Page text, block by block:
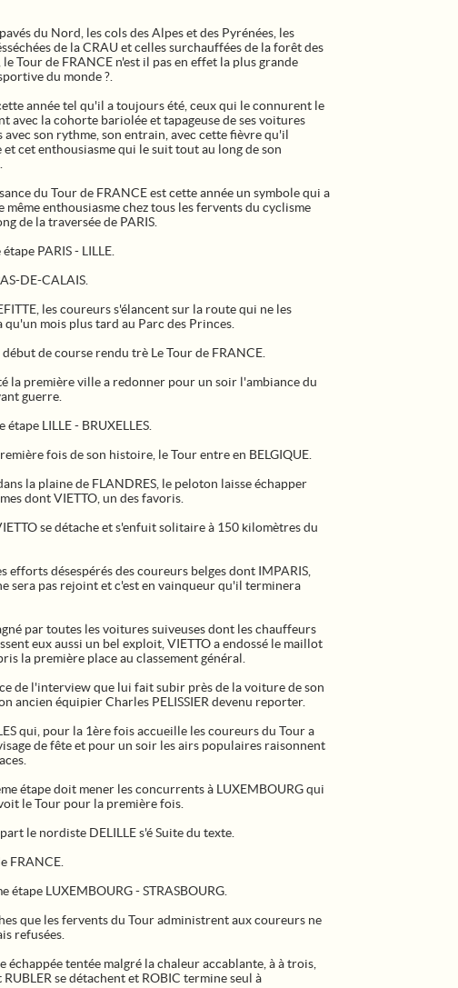
du Nord, les cols des Alpes et des Pyrénées, les
de la CRAU et celles surchauffées de la forêt des
le Tour de FRANCE n'est il pas en effet la plus grande
du monde ?.
année tel qu'il a toujours été, ceux qui le connurent le
avec la cohorte bariolée et tapageuse de ses voitures
avec son rythme, son entrain, avec cette fièvre qu'il
et cet enthousiasme qui le suit tout au long de son
du Tour de FRANCE est cette année un symbole qui a
même enthousiasme chez tous les fervents du cyclisme
de la traversée de PARIS.
PARIS - LILLE.
DE-CALAIS.
les coureurs s'élancent sur la route qui ne les
qu'un mois plus tard au Parc des Princes.
de course rendu trè Le Tour de FRANCE.
la première ville a redonner pour un soir l'ambiance du
guerre.
étape LILLE - BRUXELLES.
fois de son histoire, le Tour entre en BELGIQUE.
la plaine de FLANDRES, le peloton laisse échapper
dont VIETTO, un des favoris.
se détache et s'enfuit solitaire à 150 kilomètres du
efforts désespérés des coureurs belges dont IMPARIS,
sera pas rejoint et c'est en vainqueur qu'il terminera
par toutes les voitures suiveuses dont les chauffeurs
eux aussi un bel exploit, VIETTO a endossé le maillot
la première place au classement général.
de l'interview que lui fait subir près de la voiture de son
ancien équipier Charles PELISSIER devenu reporter.
qui, pour la 1ère fois accueille les coureurs du Tour a
de fête et pour un soir les airs populaires raisonnent
étape doit mener les concurrents à LUXEMBOURG qui
le Tour pour la première fois.
le nordiste DELILLE s'é Suite du texte.
FRANCE.
étape LUXEMBOURG - STRASBOURG.
que les fervents du Tour administrent aux coureurs ne
refusées.
échappée tentée malgré la chaleur accablante, à à trois,
RUBLER se détachent et ROBIC termine seul à